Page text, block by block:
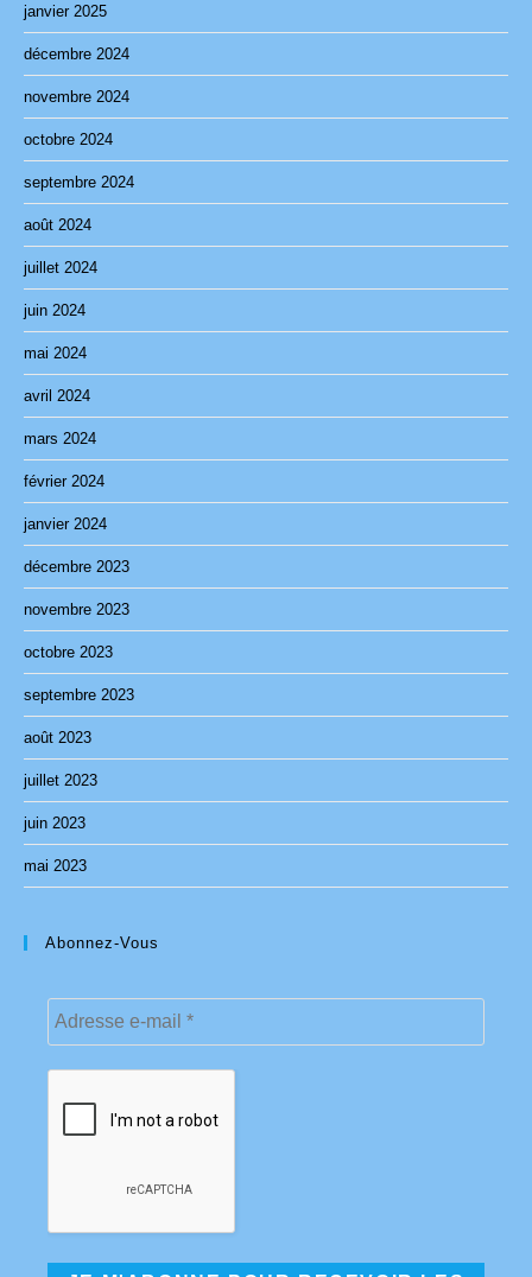
janvier 2025
décembre 2024
novembre 2024
octobre 2024
septembre 2024
août 2024
juillet 2024
juin 2024
mai 2024
avril 2024
mars 2024
février 2024
janvier 2024
décembre 2023
novembre 2023
octobre 2023
septembre 2023
août 2023
juillet 2023
juin 2023
mai 2023
Abonnez-Vous